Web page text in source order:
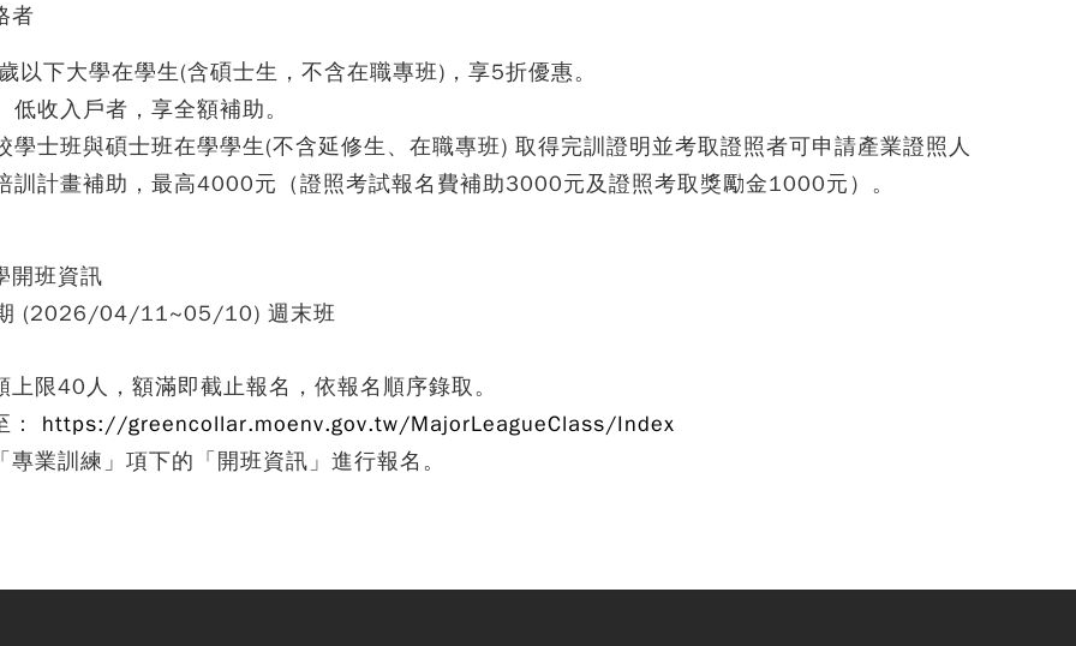
雄
者
以下大學在學生(含碩士生，不含在職專班)，享5折優惠。
低收入戶者，享全額補助。
學士班與碩士班在學學生(不含延修生、在職專班) 取得完訓證明並考取證照者可申請產業證照人
訓計畫補助，最高4000元（證照考試報名費補助3000元及證照考取獎勵金1000元）。
開班資訊
(2026/04/11~05/10) 週末班
上限40人，額滿即截止報名，依報名順序錄取。
： https://greencollar.moenv.gov.tw/MajorLeagueClass/Index
專業訓練」項下的「開班資訊」進行報名。